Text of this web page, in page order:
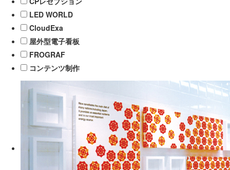
LED WORLD
CloudExa
屋外型電子看板
FROGRAF
コンテンツ制作